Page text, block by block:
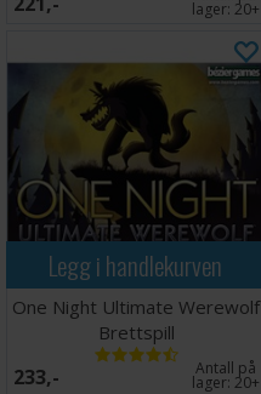
lager: 20+
Legg i handlekurven
One Night Ultimate Werewolf
Brettspill
233,- Antall på
lager: 20+